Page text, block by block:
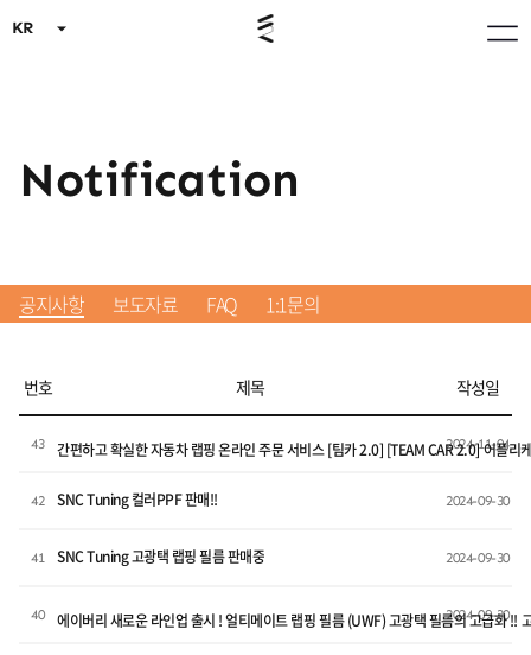
KR
Notification
공지사항 보도자료 FAQ 1:1문의
번호 제목 작성일
43 간편하고 확실한 자동차 랩핑 온라인 주문 서비스 [팀카 2.0] [TEAM CAR 2.0] 어플리
2024-11-04
42 SNC Tuning 컬러PPF 판매!! 2024-09-30
41 SNC Tuning 고광택 랩핑 필름 판매중 2024-09-30
40 에이버리 새로운 라인업 출시 ! 얼티메이트 랩핑 필름 (UWF) 고광택 필름의 고급화 !!
2024-09-30